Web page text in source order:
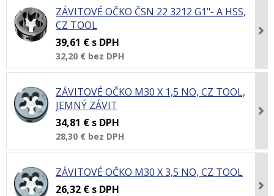
ZÁVITOVÉ OČKO ČSN 22 3212 G1"- A HSS,
CZ TOOL
39,61 € s DPH
32,20 € bez DPH
ZÁVITOVÉ OČKO M30 X 1,5 NO, CZ TOOL,
JEMNÝ ZÁVIT
34,81 € s DPH
28,30 € bez DPH
ZÁVITOVÉ OČKO M30 X 3,5 NO, CZ TOOL
26,32 € s DPH